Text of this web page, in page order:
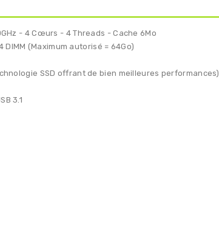
- 4 Cœurs - 4 Threads - Cache 6Mo
DIMM (Maximum autorisé = 64Go)
SSD offrant de bien meilleures performances)
3.1